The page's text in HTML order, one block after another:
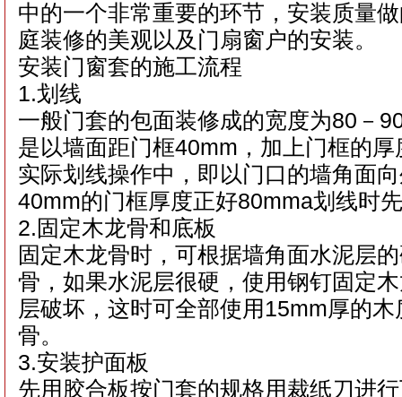
中的一个非常重要的环节，安装质量
庭装修的美观以及门扇窗户的安装。
安装门窗套的施工流程
1.划线
一般门套的包面装修成的宽度为80－
是以墙面距门框40mm，加上门框的
实际划线操作中，即以门口的墙角面
40mm的门框厚度正好80mma划线时
2.固定木龙骨和底板
固定木龙骨时，可根据墙角面水泥层
骨，如果水泥层很硬，使用钢钉固定
层破坏，这时可全部使用15mm厚的
骨。
3.安装护面板
先用胶合板按门套的规格用裁纸刀进